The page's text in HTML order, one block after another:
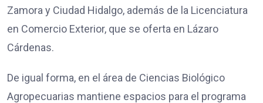
Zamora y Ciudad Hidalgo, además de la Licenciatura
en Comercio Exterior, que se oferta en Lázaro
Cárdenas.
De igual forma, en el área de Ciencias Biológico
Agropecuarias mantiene espacios para el programa